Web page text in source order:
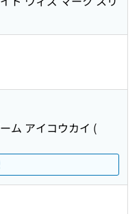
ム アイコウカイ (